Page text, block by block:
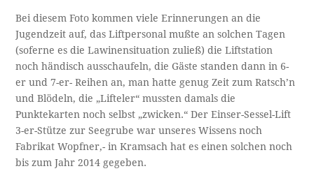
Bei diesem Foto kommen viele Erinnerungen an die
Jugendzeit auf, das Liftpersonal mußte an solchen Tagen
(soferne es die Lawinensituation zuließ) die Liftstation
noch händisch ausschaufeln, die Gäste standen dann in 6-
er und 7-er- Reihen an, man hatte genug Zeit zum Ratsch’n
und Blödeln, die „Lifteler“ mussten damals die
Punktekarten noch selbst „zwicken.“ Der Einser-Sessel-Lift
3-er-Stütze zur Seegrube war unseres Wissens noch
Fabrikat Wopfner,- in Kramsach hat es einen solchen noch
bis zum Jahr 2014 gegeben.